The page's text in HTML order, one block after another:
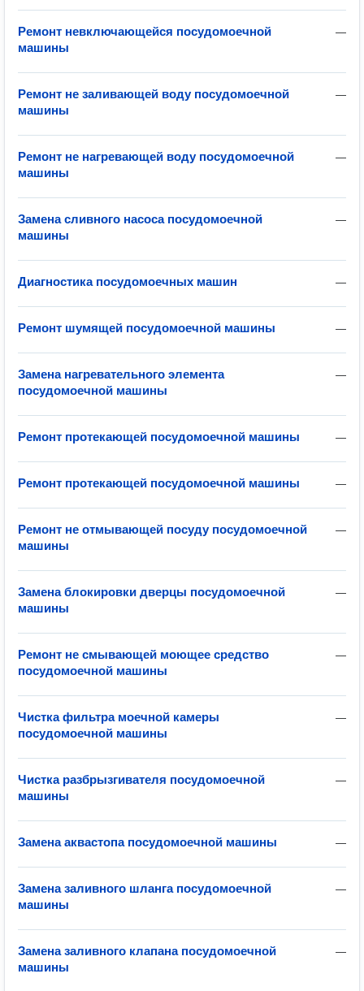
—
Ремонт невключающейся посудомоечной
машины
—
Ремонт не заливающей воду посудомоечной
машины
—
Ремонт не нагревающей воду посудомоечной
машины
—
Замена сливного насоса посудомоечной
машины
—
Диагностика посудомоечных машин
—
Ремонт шумящей посудомоечной машины
—
Замена нагревательного элемента
посудомоечной машины
—
Ремонт протекающей посудомоечной машины
—
Ремонт протекающей посудомоечной машины
—
Ремонт не отмывающей посуду посудомоечной
машины
—
Замена блокировки дверцы посудомоечной
машины
—
Ремонт не смывающей моющее средство
посудомоечной машины
—
Чистка фильтра моечной камеры
посудомоечной машины
—
Чистка разбрызгивателя посудомоечной
машины
—
Замена аквастопа посудомоечной машины
—
Замена заливного шланга посудомоечной
машины
—
Замена заливного клапана посудомоечной
машины